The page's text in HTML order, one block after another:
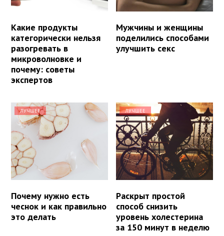
Какие продукты
категорически нельзя
разогревать в
микроволновке и
почему: советы
экспертов
Мужчины и женщины
поделились способами
улучшить секс
ЛУЧШЕЕ
Почему нужно есть
чеснок и как правильно
это делать
ЛУЧШЕЕ
Раскрыт простой
способ снизить
уровень холестерина
за 150 минут в неделю